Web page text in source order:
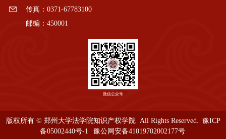
传真：0371-67783100
邮编：450001
微信公众号
版权所有 © 郑州大学法学院知识产权学院 All Rights Reserved. 豫ICP
备05002440号-1
豫公网安备41019702002177号